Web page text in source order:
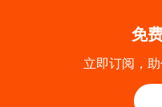
免
立即订阅，